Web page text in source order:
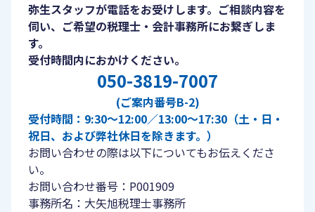
弥生スタッフが電話をお受けします。ご相談内容を
伺い、ご希望の税理士・会計事務所にお繋ぎしま
す。
受付時間内におかけください。
050-3819-7007
(ご案内番号B-2)
受付時間：9:30〜12:00／13:00〜17:30（土・日・
祝日、および弊社休日を除きます。）
お問い合わせの際は以下についてもお伝えくださ
い。
お問い合わせ番号：P001909
事務所名：大矢旭税理士事務所